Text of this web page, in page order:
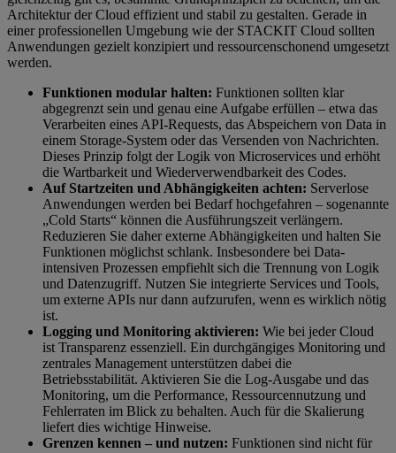
Architektur der Cloud effizient und stabil zu gestalten. Gerade in
einer professionellen Umgebung wie der STACKIT Cloud sollten
Anwendungen gezielt konzipiert und ressourcenschonend umgesetzt
werden.
Funktionen modular halten: Funktionen sollten klar
abgegrenzt sein und genau eine Aufgabe erfüllen – etwa das
Verarbeiten eines API-Requests, das Abspeichern von Data in
einem Storage-System oder das Versenden von Nachrichten.
Dieses Prinzip folgt der Logik von Microservices und erhöht
die Wartbarkeit und Wiederverwendbarkeit des Codes.
Auf Startzeiten und Abhängigkeiten achten: Serverlose
Anwendungen werden bei Bedarf hochgefahren – sogenannte
„Cold Starts“ können die Ausführungszeit verlängern.
Reduzieren Sie daher externe Abhängigkeiten und halten Sie
Funktionen möglichst schlank. Insbesondere bei Data-
intensiven Prozessen empfiehlt sich die Trennung von Logik
und Datenzugriff. Nutzen Sie integrierte Services und Tools,
um externe APIs nur dann aufzurufen, wenn es wirklich nötig
ist.
Logging und Monitoring aktivieren: Wie bei jeder Cloud
ist Transparenz essenziell. Ein durchgängiges Monitoring und
zentrales Management unterstützen dabei die
Betriebsstabilität. Aktivieren Sie die Log-Ausgabe und das
Monitoring, um die Performance, Ressourcennutzung und
Fehlerraten im Blick zu behalten. Auch für die Skalierung
liefert dies wichtige Hinweise.
Grenzen kennen – und nutzen: Funktionen sind nicht für